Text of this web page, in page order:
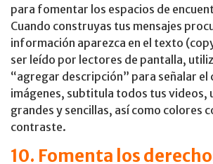
para fomentar los espacios de
Cuando construyas tus mensajes
información aparezca en el texto
ser leído por lectores de pantalla,
“agregar descripción” para señalar el
imágenes, subtitula todos tus
grandes y sencillas, así como colores
contraste.
10. Fomenta los